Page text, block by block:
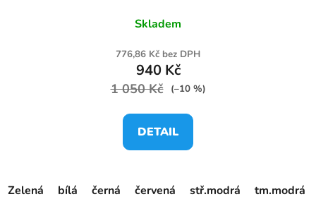
Skladem
776,86 Kč bez DPH
940 Kč
1 050 Kč (–10 %)
DETAIL
Zelená bílá černá červená stř.modrá tm.modrá